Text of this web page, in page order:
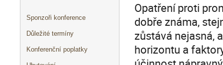
Sponzoři konference
Důležité termíny
Konferenční poplatky
Opatření proti
dobře známa,
zůstává nejasná,
horizontu a